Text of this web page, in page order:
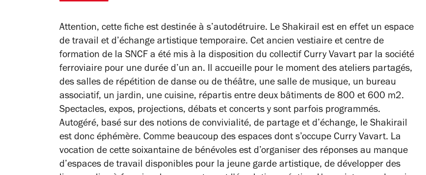
Attention, cette fiche est destinée à s’autodétruire. Le Shakirail est en effet un espace
de travail et d’échange artistique temporaire. Cet ancien vestiaire et centre de
formation de la SNCF a été mis à la disposition du collectif Curry Vavart par la société
ferroviaire pour une durée d’un an. Il accueille pour le moment des ateliers partagés,
des salles de répétition de danse ou de théâtre, une salle de musique, un bureau
associatif, un jardin, une cuisine, répartis entre deux bâtiments de 800 et 600 m2.
Spectacles, expos, projections, débats et concerts y sont parfois programmés.
Autogéré, basé sur des notions de convivialité, de partage et d’échange, le Shakirail
est donc éphémère. Comme beaucoup des espaces dont s’occupe Curry Vavart. La
vocation de cette soixantaine de bénévoles est d’organiser des réponses au manque
d’espaces de travail disponibles pour la jeune garde artistique, de développer des